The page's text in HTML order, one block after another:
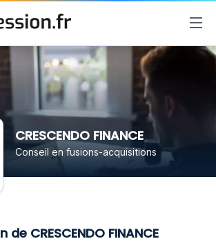
CRESCENDO FINANCE
Conseil en fusions-acquisitions
CRESCENDO FINANCE